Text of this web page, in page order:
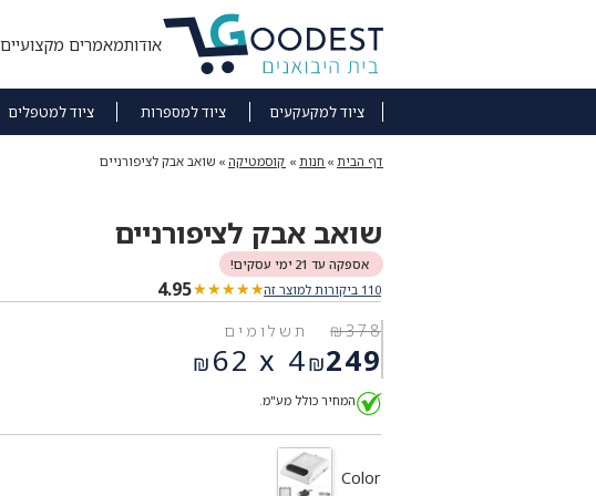
אודותמאמרים מקצועיים
ציוד למקעקעים ציוד למספרות ציוד למטפלים
דף הבית» חנות » קוסמטיקה» שואב אבק לציפורניים
שואב אבק לציפורניים
אספקה עד 21 ימי עסקים!
110 ביקורות למוצר זה
★★★★★
★★★★★
4.95
₪378
המחיר
המקורי
היה:
₪378.
₪249
המחיר
הנוכחי
הוא:
תשלומים
4 x
₪62
המחיר כולל מע"מ.
Color